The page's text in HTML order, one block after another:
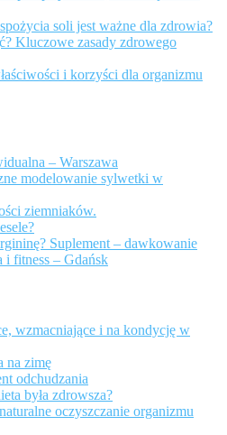
soli jest ważne dla zdrowia?
Kluczowe zasady zdrowego
i korzyści dla organizmu
– Warszawa
modelowanie sylwetki w
ziemniaków.
Suplement – dawkowanie
i fitness – Gdańsk
wzmacniające i na kondycję w
na zimę
odchudzania
była zdrowsza?
oczyszczanie organizmu